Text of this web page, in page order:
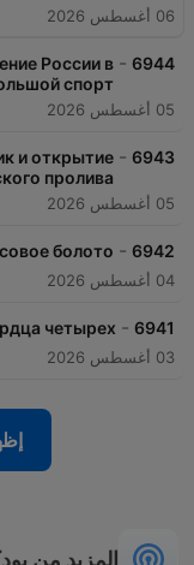
06 أغسطس 2026
6944
-
России в
спорт
05 أغسطس 2026
6943
-
и открытие
пролива
05 أغسطس 2026
6942
-
болото
04 أغسطس 2026
6941
-
четырех
03 أغسطس 2026
المزيد من